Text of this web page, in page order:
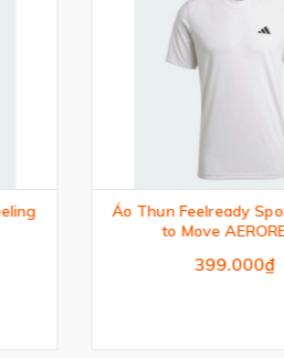
Áo Thun Feelready Sport
to Move AEROREADY
399.000₫